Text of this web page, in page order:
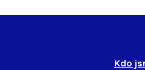
Kdo